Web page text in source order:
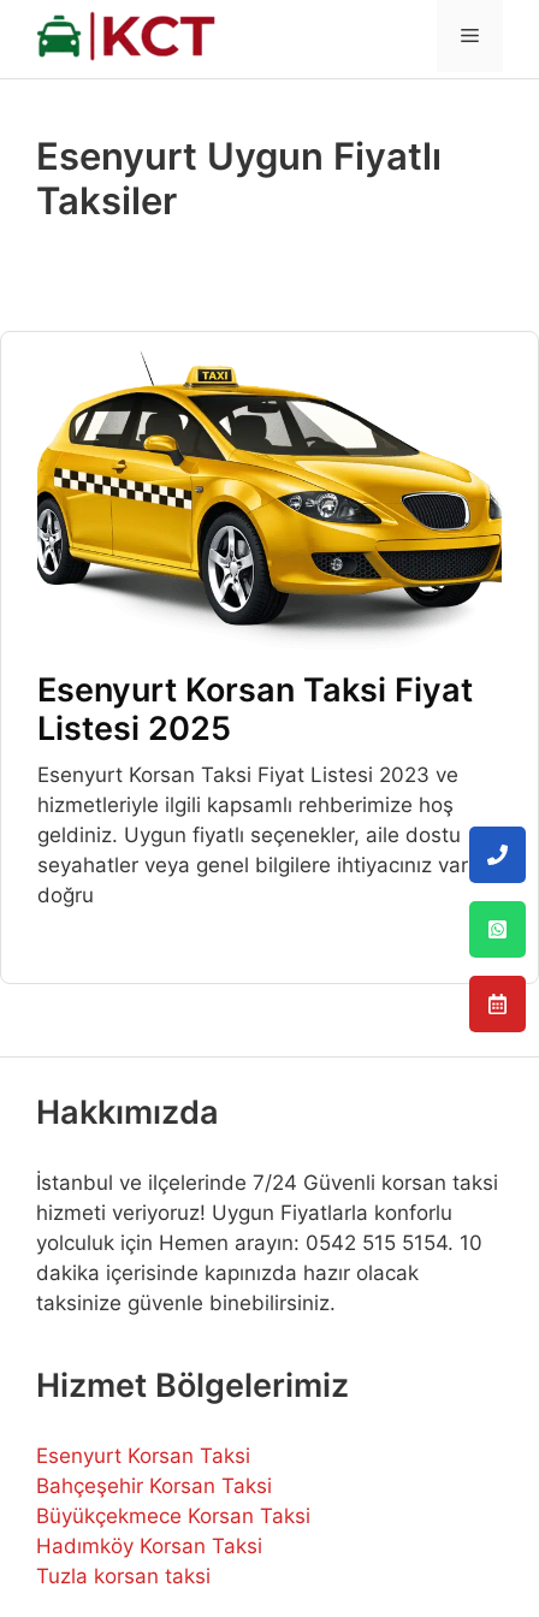
İçeriğe
MENÜ
Esenyurt Uygun Fiyatlı
Taksiler
Esenyurt Korsan Taksi Fiyat
Listesi 2025
Esenyurt Korsan Taksi Fiyat Listesi 2023 ve
hizmetleriyle ilgili kapsamlı rehberimize hoş
geldiniz. Uygun fiyatlı seçenekler, aile dostu
seyahatler veya genel bilgilere ihtiyacınız varsa,
doğru
Hakkımızda
İstanbul ve ilçelerinde 7/24 Güvenli korsan taksi
hizmeti veriyoruz! Uygun Fiyatlarla konforlu
yolculuk için Hemen arayın: 0542 515 5154. 10
dakika içerisinde kapınızda hazır olacak
taksinize güvenle binebilirsiniz.
Hizmet Bölgelerimiz
Esenyurt Korsan Taksi
Bahçeşehir Korsan Taksi
Büyükçekmece Korsan Taksi
Hadımköy Korsan Taksi
Tuzla korsan taksi